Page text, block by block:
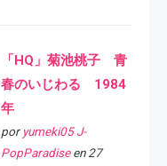
「HQ」菊池桃子 青
春のいじわる 1984
年
por yumeki05 J-
PopParadiseen 27